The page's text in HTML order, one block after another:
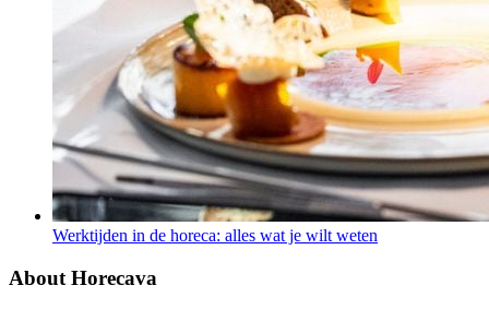
Werktijden in de horeca: alles wat je wilt weten
About Horecava